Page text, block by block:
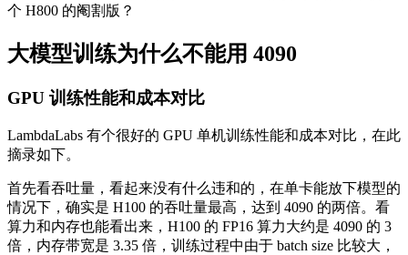
个 H800 的阉割版？
大模型训练为什么不能用 4090
GPU 训练性能和成本对比
LambdaLabs 有个很好的 GPU 单机训练性能和成本对比 ，在此
摘录如下。
首先看吞吐量，看起来没有什么违和的，在单卡能放下模型的
情况下，确实是 H100 的吞吐量最高，达到 4090 的两倍。看
算力和内存也能看出来，H100 的 FP16 算力大约是 4090 的 3
倍，内存带宽是 3.35 倍，训练过程中由于 batch size 比较大，